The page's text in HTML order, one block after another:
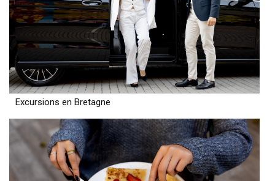
Excursions en Bretagne